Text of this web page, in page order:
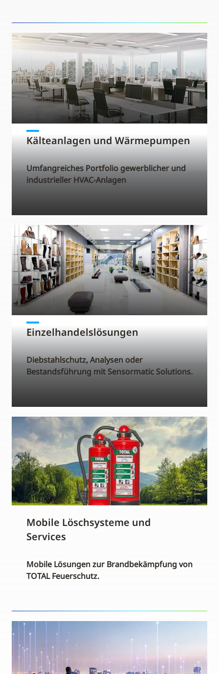
Kälteanlagen und Wärmepumpen
Umfangreiches Portfolio gewerblicher und
industrieller HVAC-Anlagen
Einzelhandelslösungen
Diebstahlschutz, Analysen oder
Bestandsführung mit Sensormatic Solutions.
Mobile Löschsysteme und
Services
Mobile Lösungen zur Brandbekämpfung von
TOTAL Feuerschutz.